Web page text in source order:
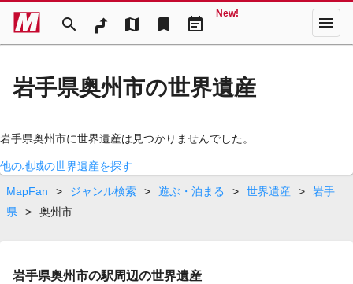
search map bookmark event_note
New! menu
岩手県奥州市の世界遺産
岩手県奥州市に世界遺産は見つかりませんでした。
他の地域の世界遺産を探す
MapFan
> ジャンル検索 > 遊ぶ・泊まる > 世界遺産 >
岩手
県
> 奥州市
岩手県奥州市の駅周辺の世界遺産